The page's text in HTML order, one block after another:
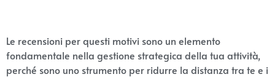
Le recensioni per questi motivi sono un elemento
fondamentale nella gestione strategica della tua attività,
perché sono uno strumento per ridurre la distanza tra te e i